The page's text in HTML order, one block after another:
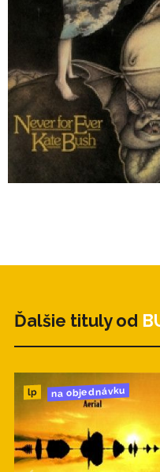
Ďalšie tituly od
lp na objednávku